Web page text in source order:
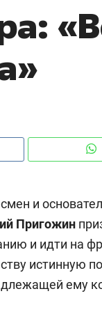
и
Пригожин
и идти на
истинную
ему
рынки, почему надо
интересен Оман?
и ВТБ
жилого